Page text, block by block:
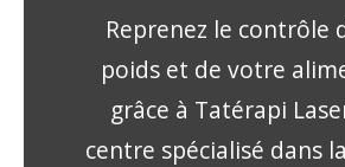
Reprenez le contrôle
poids et de votre
grâce à Tatérapi
centre spécialisé dans